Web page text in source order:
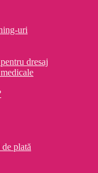
uri
dresaj
plată